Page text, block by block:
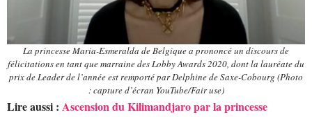
La princesse Maria-Esmeralda de Belgique a prononcé un discours de
félicitations en tant que marraine des Lobby Awards 2020, dont la lauréate du
prix de Leader de l’année est remporté par Delphine de Saxe-Cobourg (Photo
: capture d’écran YouTube/Fair use)
Lire aussi : Ascension du Kilimandjaro par la princesse